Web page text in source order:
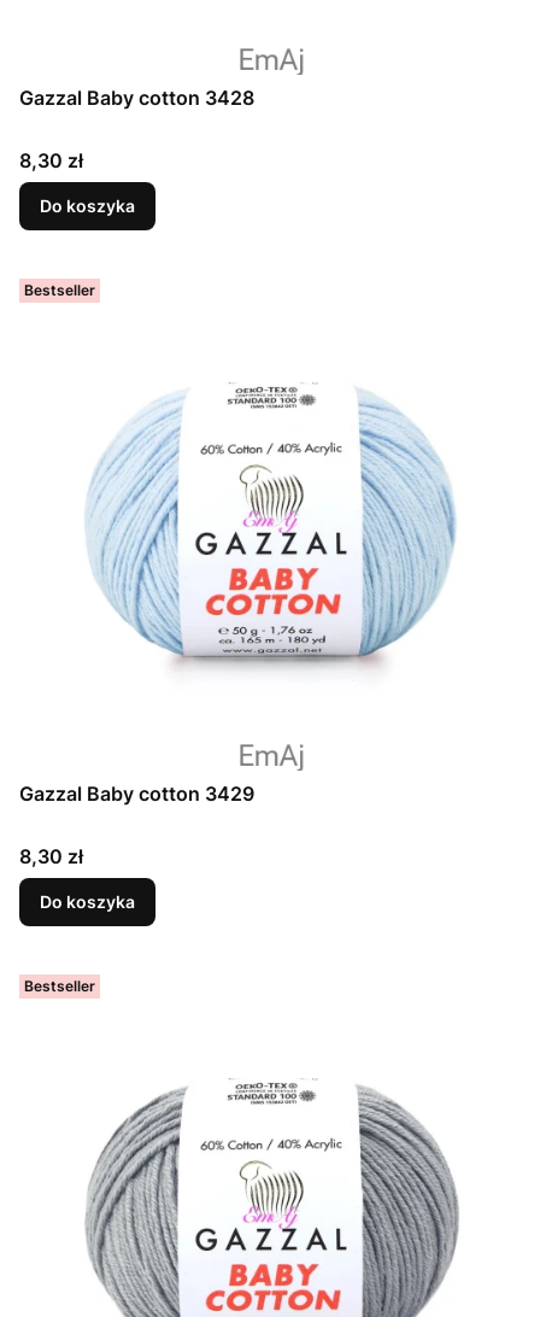
Gazzal Baby cotton 3428
Cena
8,30 zł
Do koszyka
Bestseller
Gazzal Baby cotton 3429
Cena
8,30 zł
Do koszyka
Bestseller